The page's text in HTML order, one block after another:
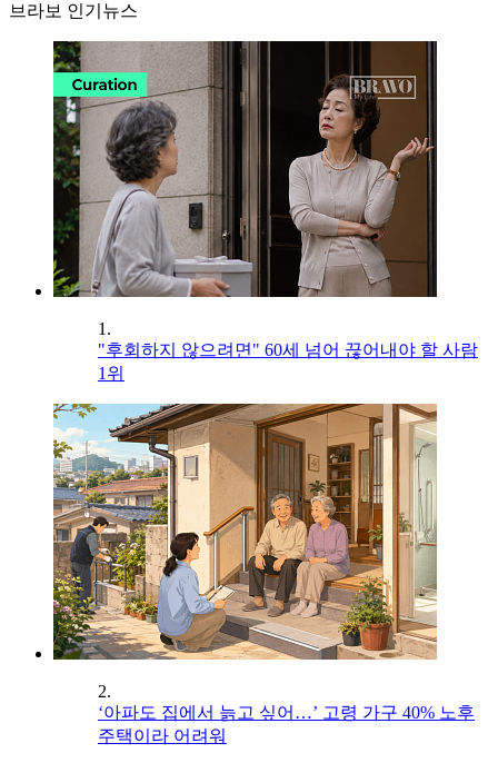
브라보 인기뉴스
1.
"후회하지 않으려면" 60세 넘어 끊어내야 할 사람
1위
2.
‘아파도 집에서 늙고 싶어…’ 고령 가구 40% 노후
주택이라 어려워